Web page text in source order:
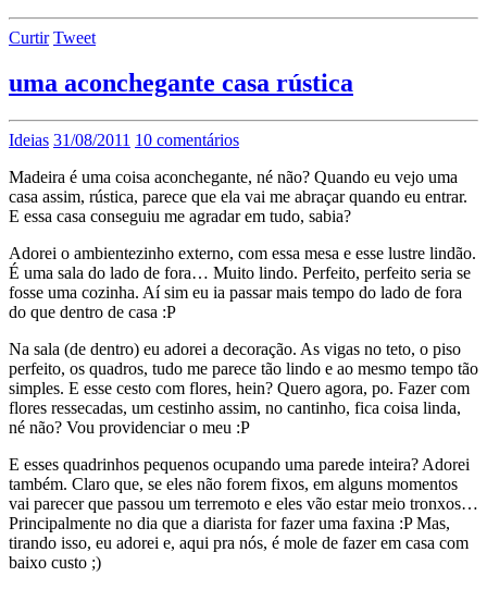
Curtir Tweet
uma aconchegante casa rústica
Ideias 31/08/2011 10 comentários
Madeira é uma coisa aconchegante, né não? Quando eu vejo uma
casa assim, rústica, parece que ela vai me abraçar quando eu entrar.
E essa casa conseguiu me agradar em tudo, sabia?
Adorei o ambientezinho externo, com essa mesa e esse lustre lindão.
É uma sala do lado de fora… Muito lindo. Perfeito, perfeito seria se
fosse uma cozinha. Aí sim eu ia passar mais tempo do lado de fora
do que dentro de casa :P
Na sala (de dentro) eu adorei a decoração. As vigas no teto, o piso
perfeito, os quadros, tudo me parece tão lindo e ao mesmo tempo tão
simples. E esse cesto com flores, hein? Quero agora, po. Fazer com
flores ressecadas, um cestinho assim, no cantinho, fica coisa linda,
né não? Vou providenciar o meu :P
E esses quadrinhos pequenos ocupando uma parede inteira? Adorei
também. Claro que, se eles não forem fixos, em alguns momentos
vai parecer que passou um terremoto e eles vão estar meio tronxos…
Principalmente no dia que a diarista for fazer uma faxina :P Mas,
tirando isso, eu adorei e, aqui pra nós, é mole de fazer em casa com
baixo custo ;)